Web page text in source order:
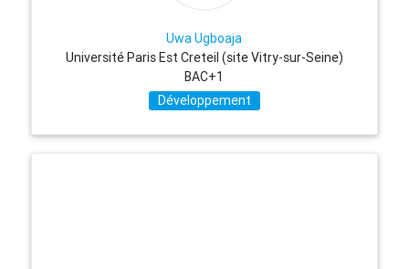
Uwa Ugboaja
Université Paris Est Creteil (site Vitry-sur-Seine)
BAC+1
Développement